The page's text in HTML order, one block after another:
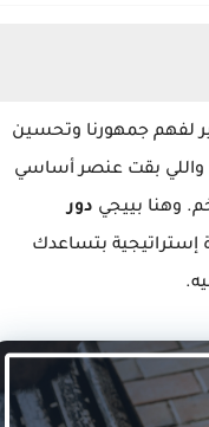
لفهم جمهورنا وتحسين
واللي بقت عنصر أساسي
وهنا بييجي دور
إستراتيجية بتساعدك